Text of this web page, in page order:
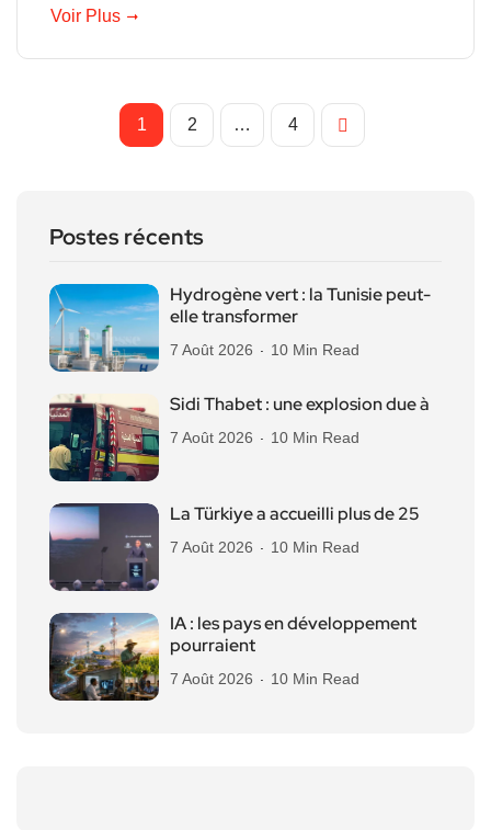
Voir Plus
1 2 … 4
Postes récents
Hydrogène vert : la Tunisie peut-
elle transformer
7 Août 2026 10 Min Read
Sidi Thabet : une explosion due à
7 Août 2026 10 Min Read
La Türkiye a accueilli plus de 25
7 Août 2026 10 Min Read
IA : les pays en développement
pourraient
7 Août 2026 10 Min Read